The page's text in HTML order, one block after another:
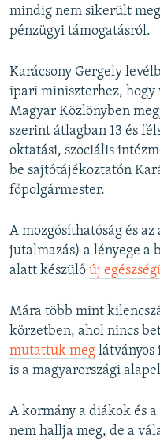
mindig nem sikerült
pénzügyi támogatásról.
Karácsony Gergely
ipari miniszterhez, hogy
Magyar Közlönyben
szerint átlagban 13 és
oktatási, szociális
be sajtótájékoztatón
főpolgármester.
A mozgósíthatóság és
jutalmazás) a lényege a
alatt készülő új
Mára több mint
körzetben, ahol nincs
mutattuk meg
is a magyarországi
A kormány a diákok és
nem hallja meg, de a